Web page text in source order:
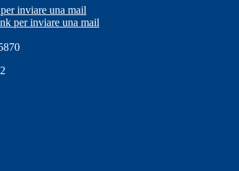
inviare una mail
per inviare una mail